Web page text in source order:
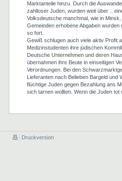
Marktanteile hinzu. Durch die
zahlloser Juden, wurden weit über ..
Volksdeutsche manchmal, wie in
Gemeinden erhobene Abgaben
so fort.
Gewiß schlugen auch viele aktiv Profit
Medizinstudenten ihre jüdischen
Deutsche Unternehmen und deren
übernahmen ihre Beute in einseitigen
Verordnungen. Bei den
Lieferanten nach Belieben Bargeld
flüchtige Juden gegen Bezahlung ans
sich tarnen wollten. Wenn die Juden tot
Druckversion